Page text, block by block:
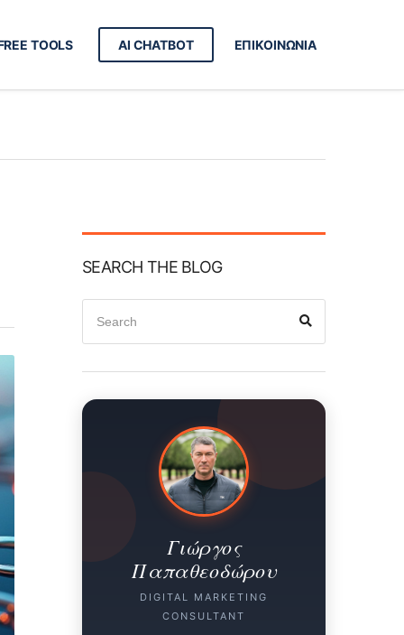
TOOLS AI CHATBOT ΕΠΙΚΟΙΝΩΝΙΑ
SEARCH THE BLOG
Search
for:
Γιώργος
Παπαθεοδώρου
DIGITAL MARKETING
CONSULTANT